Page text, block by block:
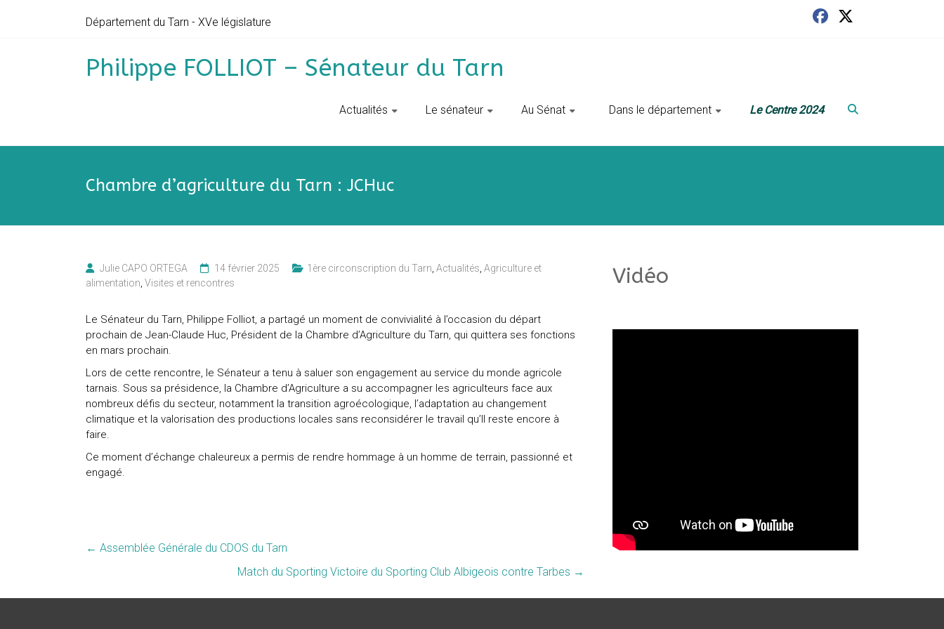
Département du Tarn - XVe législature
Philippe FOLLIOT – Sénateur du Tarn
Actualités Le sénateur Au Sénat ‎ ‎ Dans le département Le Centre 2024
Chambre d’agriculture du Tarn : JCHuc
Julie CAPO ORTEGA 14 février 2025 1ère circonscription du Tarn Actualités Agriculture et
alimentation Visites et rencontres
Le Sénateur du Tarn, Philippe Folliot, a partagé un moment de convivialité à l’occasion du départ
prochain de Jean-Claude Huc, Président de la Chambre d’Agriculture du Tarn, qui quittera ses fonctions
en mars prochain.
Lors de cette rencontre, le Sénateur a tenu à saluer son engagement au service du monde agricole
tarnais. Sous sa présidence, la Chambre d’Agriculture a su accompagner les agriculteurs face aux
nombreux défis du secteur, notamment la transition agroécologique, l’adaptation au changement
climatique et la valorisation des productions locales sans reconsidérer le travail qu’Il reste encore à
faire.
Ce moment d’échange chaleureux a permis de rendre hommage à un homme de terrain, passionné et
engagé.
← Assemblée Générale du CDOS du Tarn
Match du Sporting Victoire du Sporting Club Albigeois contre Tarbes →
Vidéo